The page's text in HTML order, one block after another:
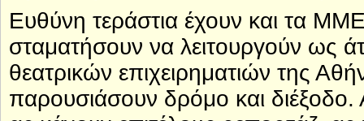
Ευθύνη τεράστια έχουν και τα
σταματήσουν να λειτουργούν ως
θεατρικών επιχειρηματιών της
παρουσιάσουν δρόμο και